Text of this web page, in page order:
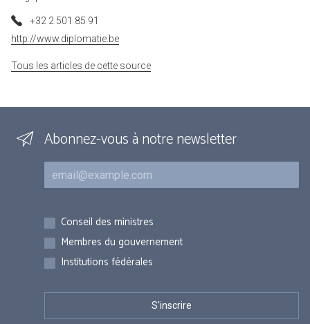
+32 2 501 85 91
http://www.diplomatie.be
Tous les articles de cette source
Abonnez-vous à notre newsletter
Courriel
Inscriptions
Conseil des ministres
Membres du gouvernement
Institutions fédérales